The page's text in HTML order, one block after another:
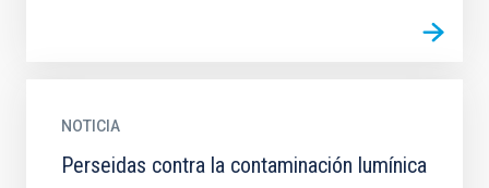
NOTICIA
Perseidas contra la contaminación lumínica